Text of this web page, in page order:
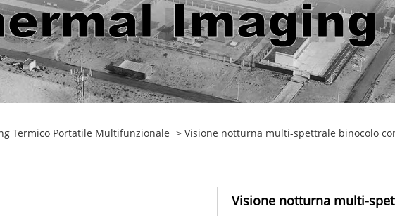
Termico Portatile Multifunzionale > Visione notturna multi-spettrale binocolo
Visione notturna multi-